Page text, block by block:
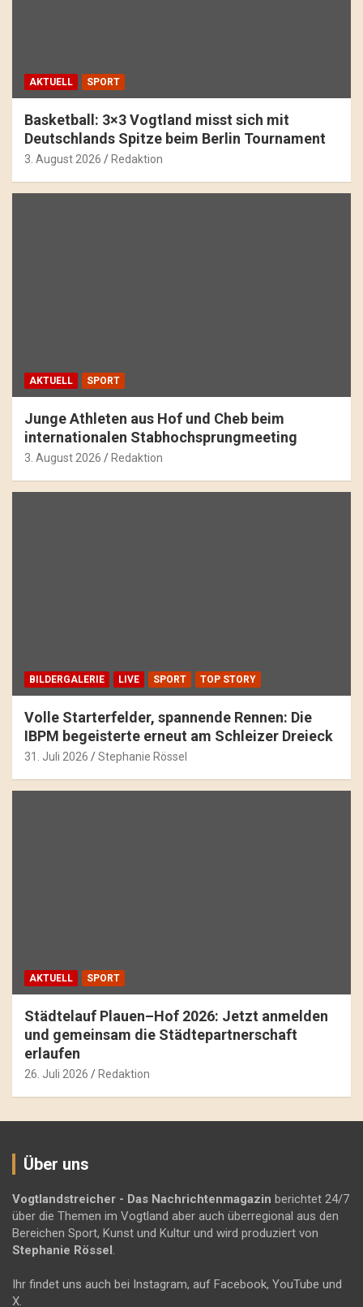
AKTUELL SPORT
Basketball: 3×3 Vogtland misst sich mit
Deutschlands Spitze beim Berlin Tournament
3. August 2026 Redaktion
AKTUELL SPORT
Junge Athleten aus Hof und Cheb beim
internationalen Stabhochsprungmeeting
3. August 2026 Redaktion
BILDERGALERIE LIVE SPORT TOP STORY
Volle Starterfelder, spannende Rennen: Die
IBPM begeisterte erneut am Schleizer Dreieck
31. Juli 2026 Stephanie Rössel
AKTUELL SPORT
Städtelauf Plauen–Hof 2026: Jetzt anmelden
und gemeinsam die Städtepartnerschaft
erlaufen
26. Juli 2026 Redaktion
Über uns
Vogtlandstreicher - Das Nachrichtenmagazin berichtet 24/7
über die Themen im Vogtland aber auch überregional aus den
Bereichen Sport, Kunst und Kultur und wird produziert von
Stephanie Rössel.
Ihr findet uns auch bei Instagram, auf Facebook, YouTube und
X.